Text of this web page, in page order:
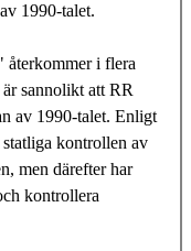
1990-talet.
återkommer i flera
sannolikt att RR
av 1990-talet. Enligt
kontrollen av
men därefter har
kontrollera